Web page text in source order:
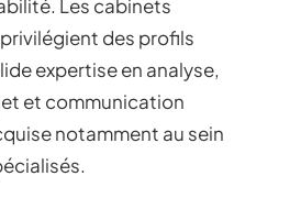
Les cabinets
des profils
expertise en analyse,
et communication
notamment au sein